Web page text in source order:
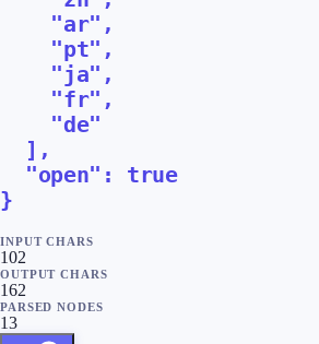
    "ar",
    "pt",
    "ja",
    "fr",
    "de"
  ],
  "open": true
}
INPUT CHARS
102
OUTPUT CHARS
162
PARSED NODES
13